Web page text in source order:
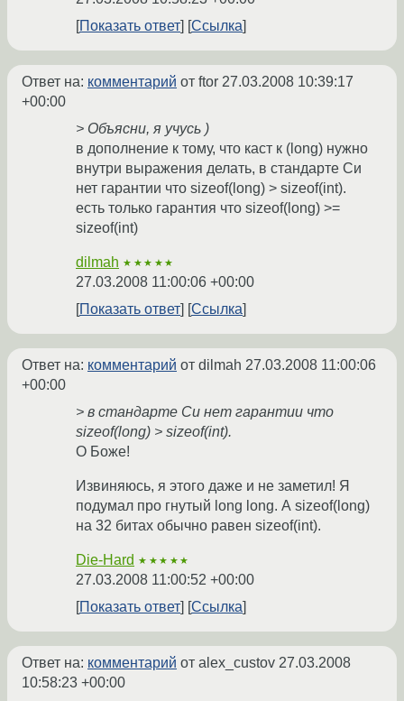
Показать ответ
Ссылка
Ответ на: комментарий от ftor 27.03.2008 10:39:17
+00:00
> Объясни, я учусь )
в дополнение к тому, что каст к (long) нужно
внутри выражения делать, в стандарте Си
нет гарантии что sizeof(long) > sizeof(int).
есть только гарантия что sizeof(long) >=
sizeof(int)
dilmah ★★★★★
27.03.2008 11:00:06 +00:00
Показать ответ
Ссылка
Ответ на: комментарий от dilmah 27.03.2008 11:00:06
+00:00
> в стандарте Си нет гарантии что
sizeof(long) > sizeof(int).
О Боже!
Извиняюсь, я этого даже и не заметил! Я
подумал про гнутый long long. А sizeof(long)
на 32 битах обычно равен sizeof(int).
Die-Hard ★★★★★
27.03.2008 11:00:52 +00:00
Показать ответ
Ссылка
Ответ на: комментарий от alex_custov 27.03.2008
10:58:23 +00:00